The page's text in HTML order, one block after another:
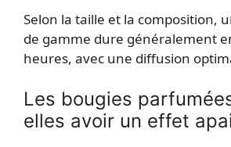
Selon la taille et la composition,
de gamme dure généralement
heures, avec une diffusion
Les bougies
elles avoir un effet